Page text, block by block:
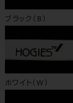
ブラック（B）
ホワイト（W）